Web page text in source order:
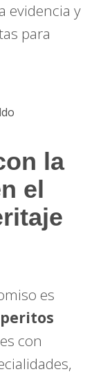
evidencia y
para
la
el
es
peritos
con